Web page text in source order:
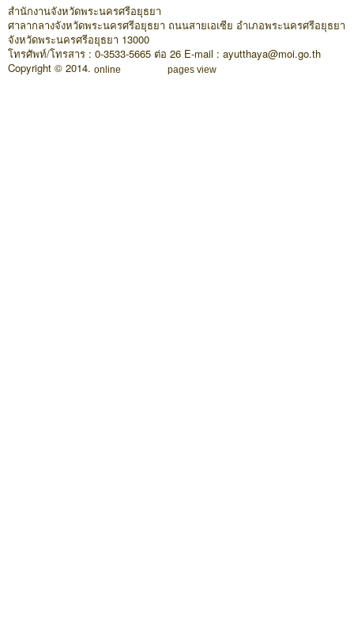
สำนักงานจังหวัดพระนครศรีอยุธยา
ศาลากลางจังหวัดพระนครศรีอยุธยา ถนนสายเอเซีย อำเภอพระนครศรีอยุธยา
จังหวัดพระนครศรีอยุธยา 13000
โทรศัพท์/โทรสาร : 0-3533-5665 ต่อ 26 E-mail : ayutthaya@moi.go.th
Copyright © 2014. online pages view